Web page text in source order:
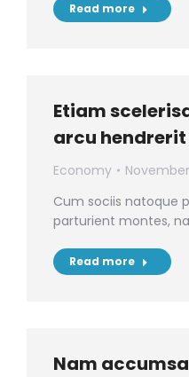
Read more
Etiam
arcu
Economy
Cum sociis natoque
parturient montes,
Read more
Nam